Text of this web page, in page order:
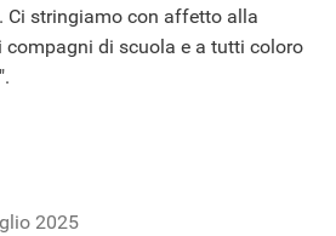
Ci stringiamo con affetto alla
di scuola e a tutti coloro
2025